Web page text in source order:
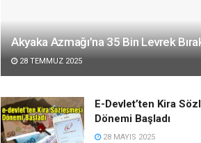
Akyaka Azmağı’na 35 Bin Levrek
28 TEMMUZ 2025
E-Devlet’ten Kira
Dönemi Başladı
28 MAYIS 2025